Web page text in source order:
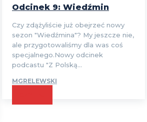
Odcinek 9: Wiedźmin
Czy zdążyliście już obejrzeć nowy
sezon "Wiedźmina"? My jeszcze nie,
ale przygotowaliśmy dla was coś
specjalnego.Nowy odcinek
podcastu "Z Polską...
MGRELEWSKI